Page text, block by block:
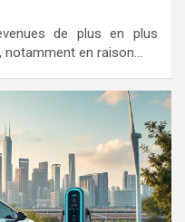
de plus en plus
notamment en raison…